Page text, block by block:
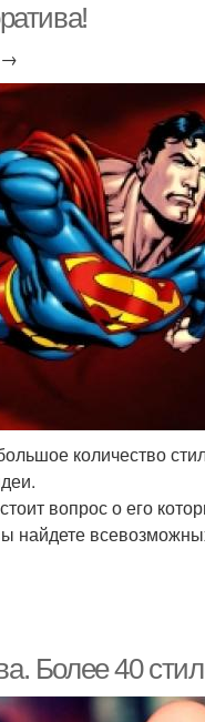
→
количество
вопрос о его
Более 40